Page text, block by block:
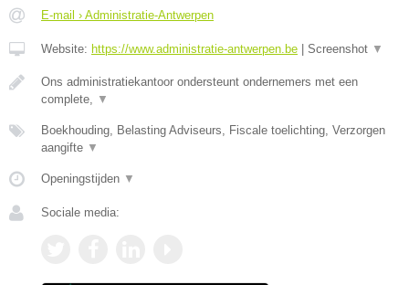
E-mail › Administratie-Antwerpen
Website: https://www.administratie-antwerpen.be Screenshot ▼
Ons administratiekantoor ondersteunt ondernemers met een
complete, ▼
Boekhouding, Belasting Adviseurs, Fiscale toelichting, Verzorgen
aangifte ▼
Openingstijden ▼
Sociale media: